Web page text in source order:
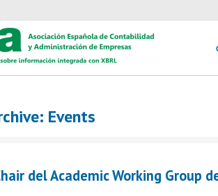
Events
del Academic Working Group